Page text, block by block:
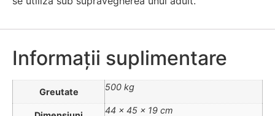
Informații suplimentare
Greutate 500 kg
44 × 45 × 19 cm